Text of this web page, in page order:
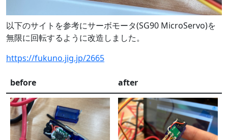
以下のサイトを参考にサーボモータ(SG90 MicroServo)を
無限に回転するように改造しました。
https://fukuno.jig.jp/2665
before after